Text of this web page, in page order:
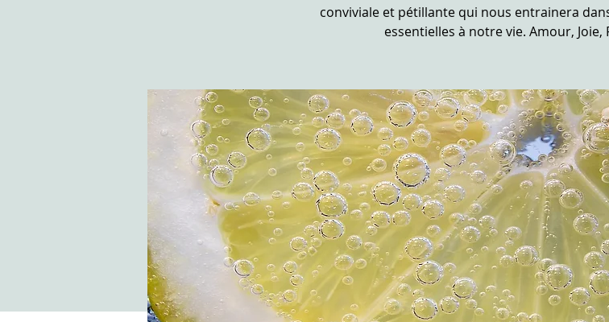
conviviale et pétillante qui nous entrainera
essentielles à notre vie. Amour, Joie,